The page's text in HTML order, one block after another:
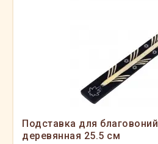
Подставка для
деревянная 25.5 см